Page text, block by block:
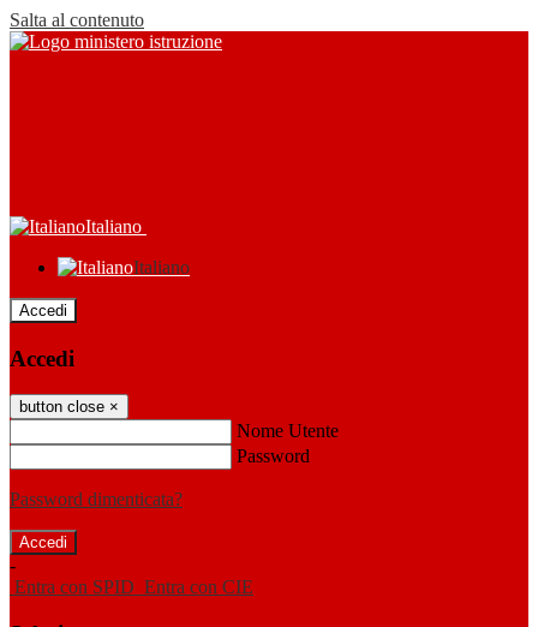
Salta al contenuto
Italiano
Italiano
Accedi
Accedi
button close ×
Nome Utente
Password
Password dimenticata?
-
Entra con SPID Entra con CIE